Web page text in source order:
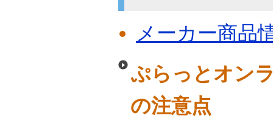
メーカー商品
ぷらっとオン
の注意点